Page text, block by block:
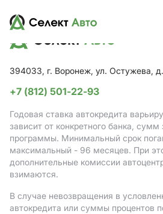
394033, г. Воронеж, ул. Остужева,
+7 (812) 501-22-93
Годовая ставка автокредита
зависит от конкретного банка,
программы. Минимальный срок
максимальный - 96 месяцев. При
дополнительные комиссии
взимаются.
В случае невозвращения в
автокредита или суммы процентов